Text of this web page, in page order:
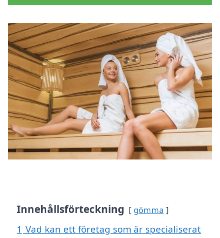
Innehållsförteckning gömma
1 Vad kan ett företag som är specialiserat